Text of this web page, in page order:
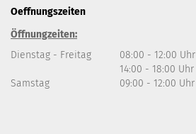
Oeffnungszeiten
Öffnungzeiten:
Dienstag - Freitag
08:00 - 12:00 Uhr
14:00 - 18:00 Uhr
Samstag
09:00 - 12:00 Uhr